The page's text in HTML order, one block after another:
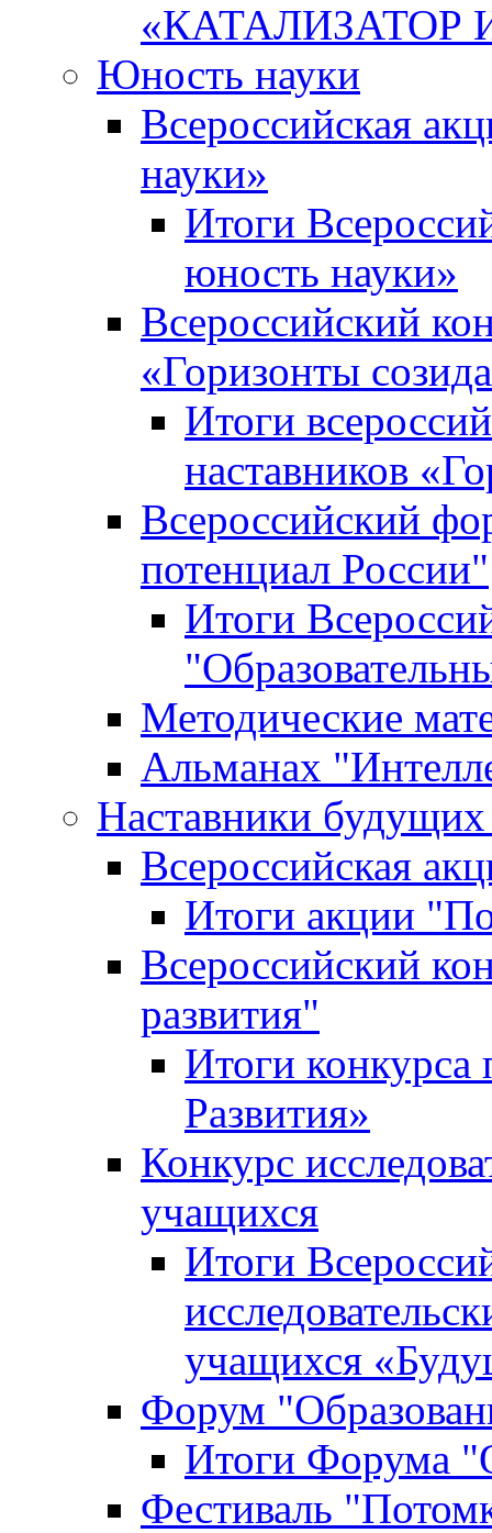
«КАТАЛИЗАТОР
Юность науки
Всероссийская
науки»
Итоги
юность науки»
Всероссийский
«Горизонты
Итоги
наставников
Всероссийский
потенциал России"
Итоги
Методические
Альманах
Наставники
Всероссийская
Итоги акции
Всероссийский
развития"
Итоги конкурса
Развития»
Конкурс
учащихся
Итоги
учащихся
Форум
Итоги Форума
Фестиваль